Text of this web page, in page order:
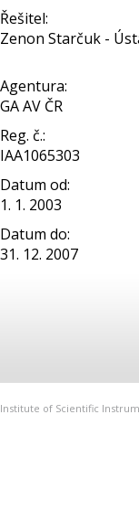
Řešitel:
Zenon Starčuk -
Agentura:
GA AV ČR
Reg. č.:
IAA1065303
Datum od:
1. 1. 2003
Datum do:
31. 12. 2007
Institute of Scientific